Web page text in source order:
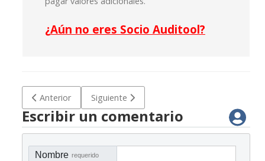
¿Aún no eres Socio Auditool?
Artículo anterior: D-PAP 018 Matriz de riesgos y
Anterior Artículo siguiente: D-PAP 016 Matriz de
Siguiente
Escribir un comentario
Nombre requerido